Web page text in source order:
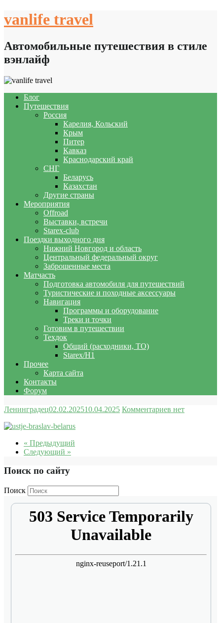
to
vanlife travel
Автомобильные путешествия в стиле
вэнлайф
Блог
Путешествия
Россия
Карелия, Кольский
Крым
Питер
Кавказ
Краснодарский край
СНГ
Беларусь
Казахстан
Другие страны
Мероприятия
Offroad
Выставки, встречи
Starex-club
Поездки выходного дня
Нижний Новгород и область
Центральный федеральный округ
Заброшенные места
Матчасть
Подготовка автомобиля для путешествий
Туристические и походные аксессуары
Навигация
Программы и оборудование
Треки и точки
Готовим в путешествии
Техдок
Общий (расходники, ТО)
Starex/H1
Прочее
Карта сайта
Контакты
Форум
Ленинградец02.02.202510.04.2025 Комментариев нет
« Предыдущий
Следующий »
Поиск по сайту
Поиск